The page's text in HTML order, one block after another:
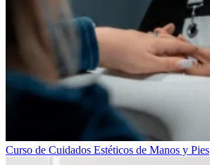
Curso de Cuidados Estéticos de Manos y Pies